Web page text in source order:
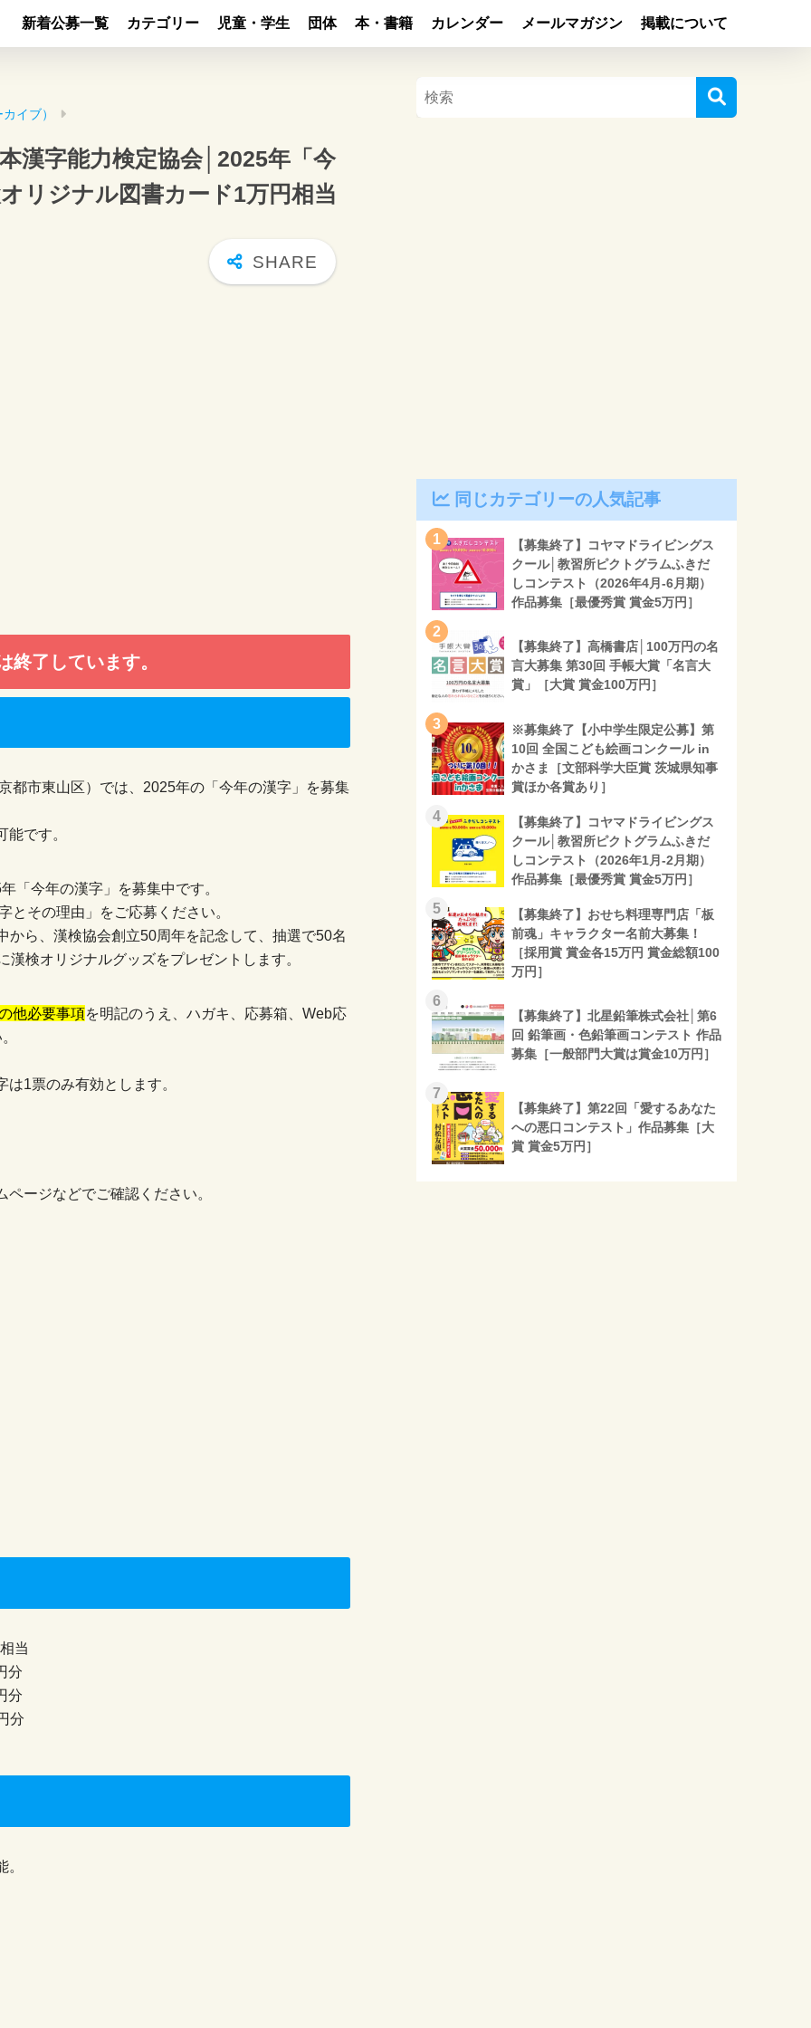
新着公募一覧 カテゴリー 児童・学生 団体 本・書籍 カレンダー メールマガジン 掲載について
イブ）
漢字能力検定協会│2025年「今
リジナル図書カード1万円相当
終了しています。
都市東山区）では、2025年の「今年の漢字」を募集
です。
「今年の漢字」を募集中です。
とその理由」をご応募ください。
ら、漢検協会創立50周年を記念して、抽選で50名
検オリジナルグッズをプレゼントします。
他必要事項を明記のうえ、ハガキ、応募箱、Web応
1票のみ有効とします。
ージなどでご確認ください。
当
分
分
分
同じカテゴリーの人気記事
1
【募集終了】コヤマドライビングス
クール│教習所ピクトグラムふきだ
しコンテスト（2026年4月-6月期）
作品募集［最優秀賞 賞金5万円］
2
【募集終了】高橋書店│100万円の名
言大募集 第30回 手帳大賞「名言大
賞」［大賞 賞金100万円］
3
※募集終了【小中学生限定公募】第
10回 全国こども絵画コンクール in
かさま［文部科学大臣賞 茨城県知事
賞ほか各賞あり］
4
【募集終了】コヤマドライビングス
クール│教習所ピクトグラムふきだ
しコンテスト（2026年1月-2月期）
作品募集［最優秀賞 賞金5万円］
5
【募集終了】おせち料理専門店「板
前魂」キャラクター名前大募集！
［採用賞 賞金各15万円 賞金総額100
万円］
6
【募集終了】北星鉛筆株式会社│第6
回 鉛筆画・色鉛筆画コンテスト 作品
募集［一般部門大賞は賞金10万円］
7
【募集終了】第22回「愛するあなた
への悪口コンテスト」作品募集［大
賞 賞金5万円］